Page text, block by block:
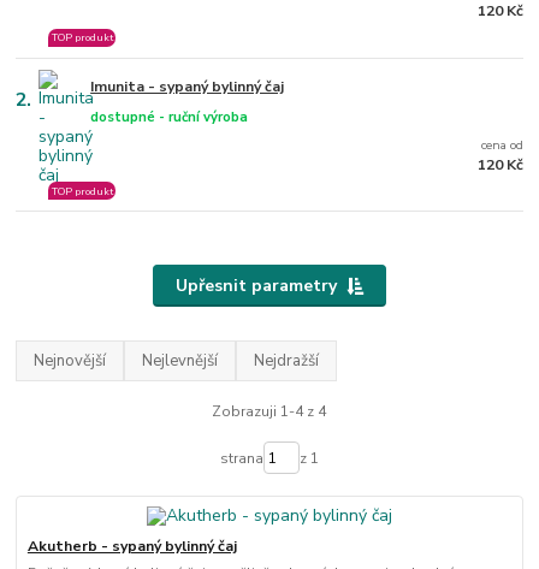
TOP produkt
120 Kč
2. Imunita - sypaný bylinný čaj
dostupné - ruční výroba
TOP produkt
cena od
120 Kč
Upřesnit parametry
Nejnovější Nejlevnější Nejdražší
Zobrazuji 1-4 z 4
strana z 1
Akutherb - sypaný bylinný čaj